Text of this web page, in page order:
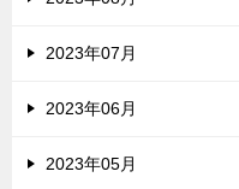
2023年07月
2023年06月
2023年05月